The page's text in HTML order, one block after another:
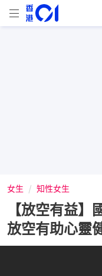
女生 知性女生
【放空有益】
放空有助心靈